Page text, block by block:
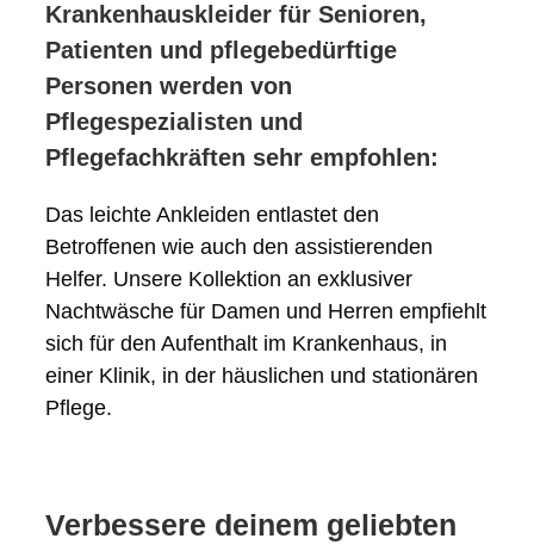
Krankenhauskleider für Senioren,
Patienten und pflegebedürftige
Personen werden von
Pflegespezialisten und
Pflegefachkräften sehr empfohlen:
Das leichte Ankleiden entlastet den
Betroffenen wie auch den assistierenden
Helfer. Unsere Kollektion an exklusiver
Nachtwäsche für Damen und Herren empfiehlt
sich für den Aufenthalt im Krankenhaus, in
einer Klinik, in der häuslichen und stationären
Pflege.
Verbessere deinem geliebten